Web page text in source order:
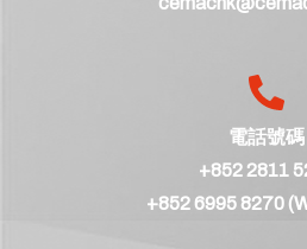
電話號碼
+852 2811
+852 6995 8270